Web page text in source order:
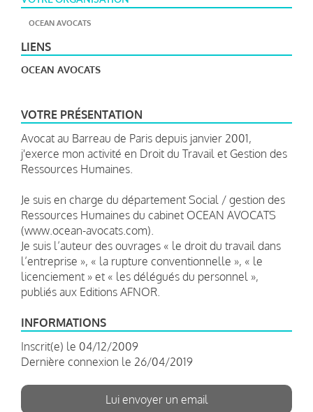
OCEAN AVOCATS
LIENS
OCEAN AVOCATS
VOTRE PRÉSENTATION
Avocat au Barreau de Paris depuis janvier 2001,
j'exerce mon activité en Droit du Travail et Gestion des
Ressources Humaines.
Je suis en charge du département Social / gestion des
Ressources Humaines du cabinet OCEAN AVOCATS
(www.ocean-avocats.com).
Je suis l’auteur des ouvrages « le droit du travail dans
l’entreprise », « la rupture conventionnelle », « le
licenciement » et « les délégués du personnel »,
publiés aux Editions AFNOR.
INFORMATIONS
Inscrit(e) le 04/12/2009
Dernière connexion le 26/04/2019
Lui envoyer un email